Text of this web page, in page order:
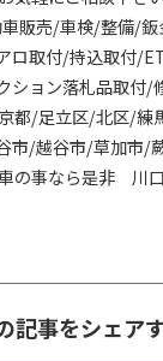
販売/車検/整備/鈑
ロ取付/持込取付/
ション落札品取付/
/足立区/北区/練
市/越谷市/草加市/
の事なら是非 川
記事をシェア